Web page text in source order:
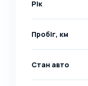
Skoda
Volkswagen
Рік
Пробіг, км
Стан авто